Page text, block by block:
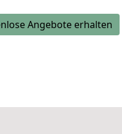
Angebote erhalten